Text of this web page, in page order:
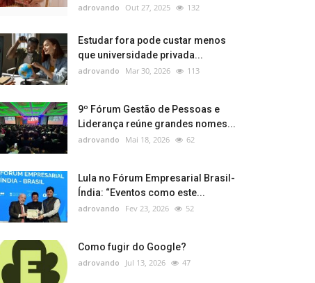
adrovando Out 27, 2025 132
Estudar fora pode custar menos
que universidade privada...
adrovando Mar 30, 2026 113
9º Fórum Gestão de Pessoas e
Liderança reúne grandes nomes...
adrovando Mai 18, 2026 62
Lula no Fórum Empresarial Brasil-
Índia: “Eventos como este...
adrovando Fev 23, 2026 52
Como fugir do Google?
adrovando Jul 13, 2026 47